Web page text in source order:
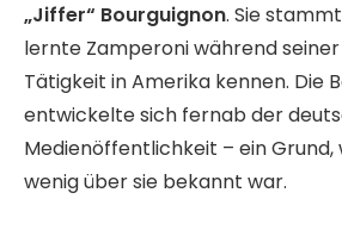
„Jiffer“ Bourguignon. Sie
lernte Zamperoni während
Tätigkeit in Amerika kennen. Die
entwickelte sich fernab der
Medienöffentlichkeit – ein
wenig über sie bekannt war.